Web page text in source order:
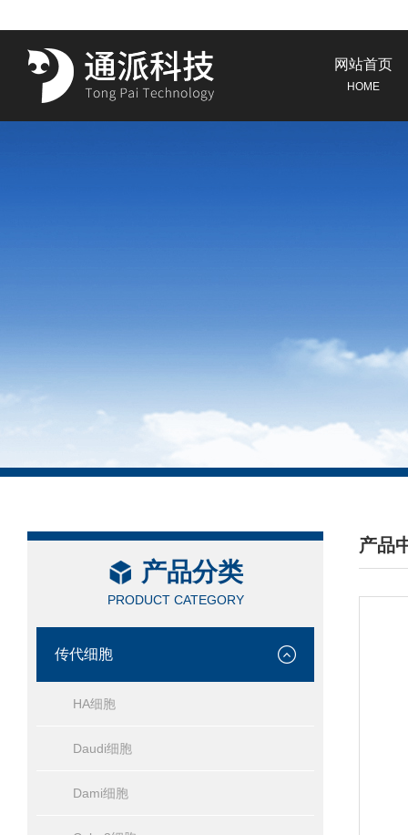
网站首页
HOME
产品分类
PRODUCT CATEGORY
传代细胞
HA细胞
Daudi细胞
Dami细胞
产品
/